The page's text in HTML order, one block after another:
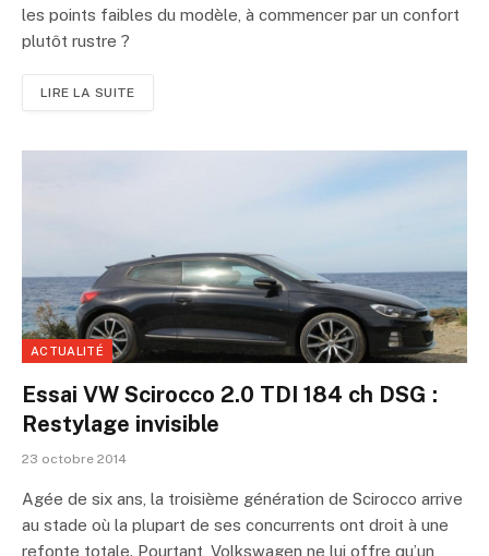
les points faibles du modèle, à commencer par un confort
plutôt rustre ?
LIRE LA SUITE
ACTUALITÉ
Essai VW Scirocco 2.0 TDI 184 ch DSG :
Restylage invisible
23 octobre 2014
Agée de six ans, la troisième génération de Scirocco arrive
au stade où la plupart de ses concurrents ont droit à une
refonte totale. Pourtant, Volkswagen ne lui offre qu’un